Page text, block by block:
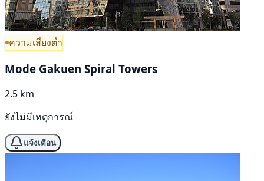
ความเสี่ยงต่ำ
Mode Gakuen Spiral Towers
2.5 km
ยังไม่มีเหตุการณ์
แจ้งเตือน